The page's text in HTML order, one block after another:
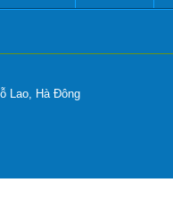
Lao, Hà Đông